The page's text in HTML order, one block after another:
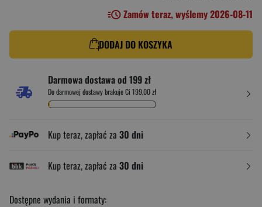
Zamów teraz, wyślemy 2026-08-11
DODAJ DO KOSZYKA
Darmowa dostawa od 199 zł
Do darmowej dostawy brakuje Ci 199,00 zł
Kup teraz, zapłać za 30 dni
Kup teraz, zapłać za 30 dni
Dostępne wydania i formaty: